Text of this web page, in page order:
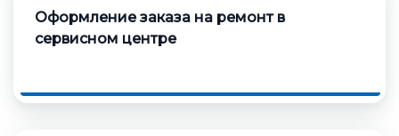
Оформление заказа на ремонт в
сервисном центре